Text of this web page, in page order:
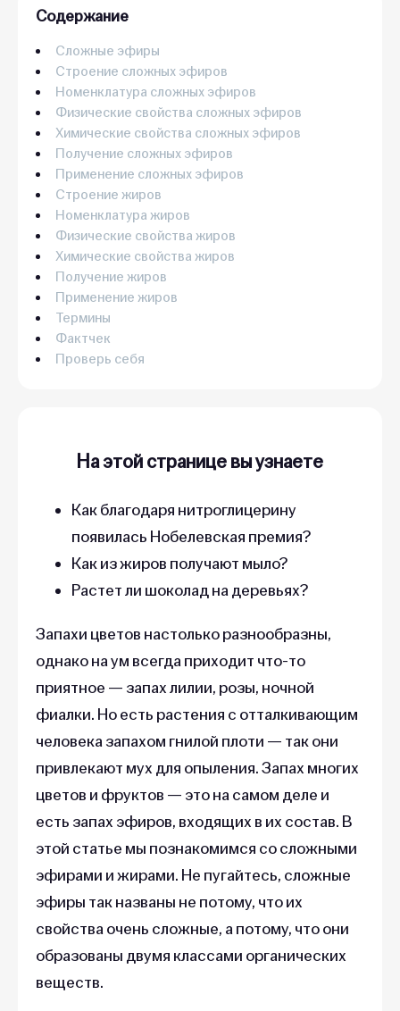
Содержание
Сложные эфиры
Строение сложных эфиров
Номенклатура сложных эфиров
Физические свойства сложных эфиров
Химические свойства сложных эфиров
Получение сложных эфиров
Применение сложных эфиров
Строение жиров
Номенклатура жиров
Физические свойства жиров
Химические свойства жиров
Получение жиров
Применение жиров
Термины
Фактчек
Проверь себя
На этой странице вы узнаете
Как благодаря нитроглицерину
появилась Нобелевская премия?
Как из жиров получают мыло?
Растет ли шоколад на деревьях?
Запахи цветов настолько разнообразны,
однако на ум всегда приходит что-то
приятное — запах лилии, розы, ночной
фиалки. Но есть растения с отталкивающим
человека запахом гнилой плоти — так они
привлекают мух для опыления. Запах многих
цветов и фруктов — это на самом деле и
есть запах эфиров, входящих в их состав. В
этой статье мы познакомимся со сложными
эфирами и жирами. Не пугайтесь, сложные
эфиры так названы не потому, что их
свойства очень сложные, а потому, что они
образованы двумя классами органических
веществ.